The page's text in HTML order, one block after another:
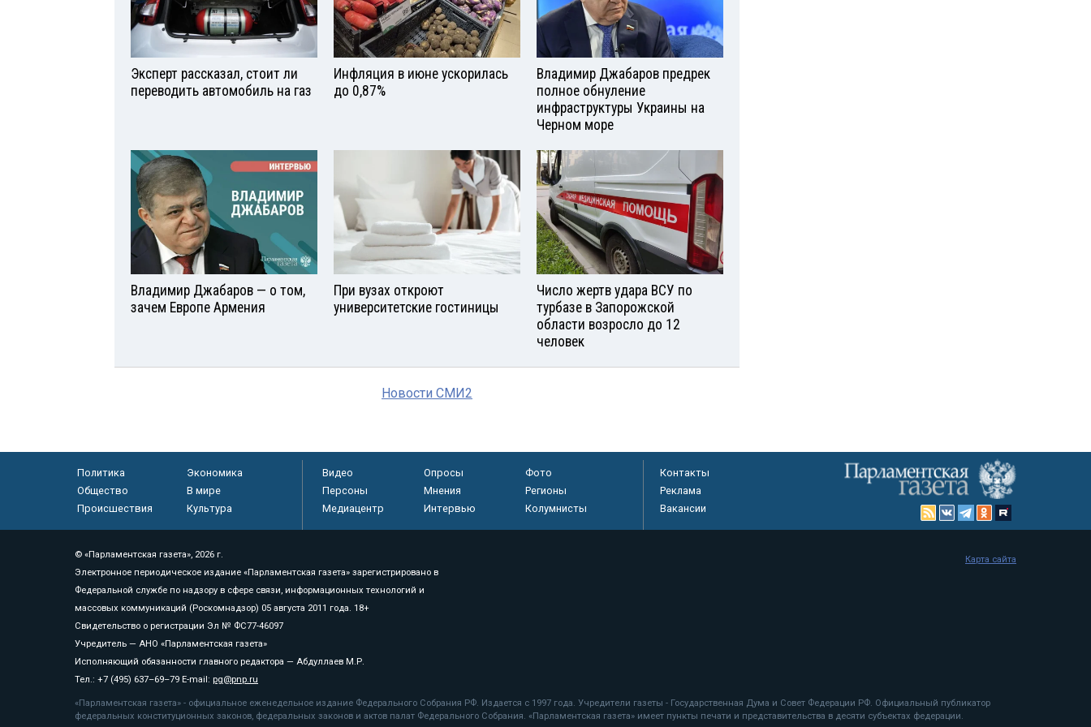
Эксперт рассказал, стоит ли
переводить автомобиль на газ
Инфляция в июне ускорилась
до 0,87%
Владимир Джабаров предрек
полное обнуление
инфраструктуры Украины на
Черном море
Владимир Джабаров — о том,
зачем Европе Армения
При вузах откроют
университетские гостиницы
Число жертв удара ВСУ по
турбазе в Запорожской
области возросло до 12
человек
Новости СМИ2
Политика
Экономика
Общество
В мире
Происшествия
Культура
Видео Опросы
Фото
Персоны
Мнения
Регионы
Медиацентр
Интервью Колумнисты
Контакты
Реклама
Вакансии
© «Парламентская газета», 2026 г.
Электронное периодическое издание «Парламентская газета» зарегистрировано в
Федеральной службе по надзору в сфере связи, информационных технологий и
массовых коммуникаций (Роскомнадзор) 05 августа 2011 года. 18+
Свидетельство о регистрации Эл № ФС77-46097
Учредитель — АНО «Парламентская газета»
Исполняющий обязанности главного редактора — Абдуллаев М.Р.
Тел.: +7 (495) 637–69–79 E-mail: pg@pnp.ru
«Парламентская газета» - официальное еженедельное издание Федерального Собрания РФ. Издается с 1997 года. Учредители газеты - Государственная Дума и Совет Федерации РФ. Официальный публикатор
федеральных конституционных законов, федеральных законов и актов палат Федерального Собрания. «Парламентская газета» имеет пункты печати и представительства в десяти субъектах федерации.
Карта сайта